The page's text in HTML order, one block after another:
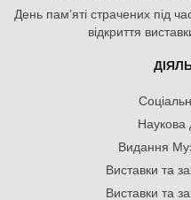
День памʼяті страчених під
відкриття
Наукова
Видання
Виставки та
Виставки та